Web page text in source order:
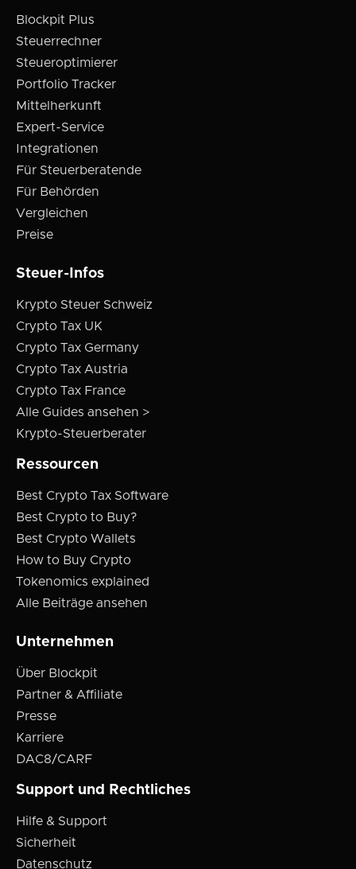
Blockpit Plus
Steuerrechner
Steueroptimierer
Portfolio Tracker
Mittelherkunft
Expert-Service
Integrationen
Für Steuerberatende
Für Behörden
Vergleichen
Preise
Steuer-Infos
Krypto Steuer Schweiz
Crypto Tax UK
Crypto Tax Germany
Crypto Tax Austria
Crypto Tax France
Alle Guides ansehen >
Krypto-Steuerberater
Ressourcen
Best Crypto Tax Software
Best Crypto to Buy?
Best Crypto Wallets
How to Buy Crypto
Tokenomics explained
Alle Beiträge ansehen
Unternehmen
Über Blockpit
Partner & Affiliate
Presse
Karriere
DAC8/CARF
Support und Rechtliches
Hilfe & Support
Sicherheit
Datenschutz